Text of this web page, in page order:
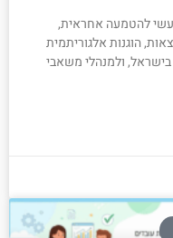
להטמעה אחראית,
הוגנות אלגוריתמית
ולמנהלי משאבי